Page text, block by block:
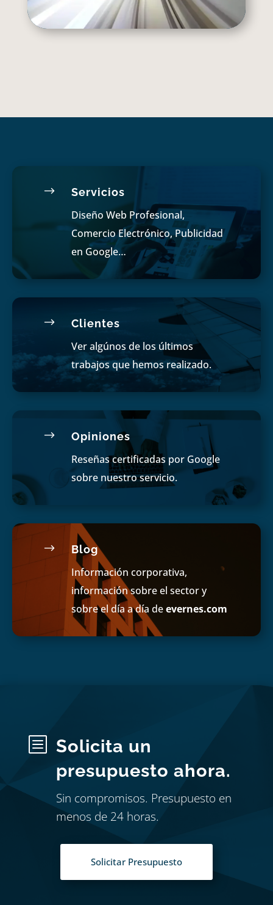
$ Servicios
Diseño Web Profesional,
Comercio Electrónico, Publicidad
en Google…
$ Clientes
Ver algúnos de los últimos
trabajos que hemos realizado.
$ Opiniones
Reseñas certificadas por Google
sobre nuestro servicio.
$ Blog
Información corporativa,
información sobre el sector y
sobre el día a día deevernes.com
b
Solicita un
presupuesto ahora.
Sin compromisos. Presupuesto en
menos de 24 horas.
Solicitar Presupuesto